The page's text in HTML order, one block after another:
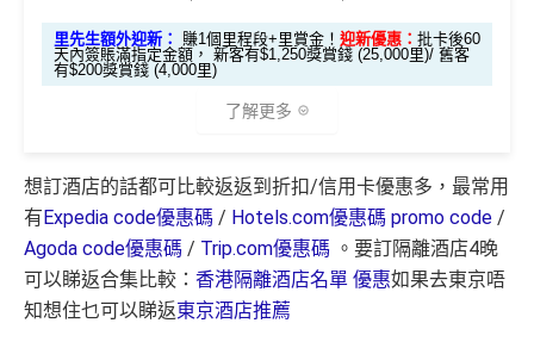
E
白
新
項
目
H
里先生額外迎新： 賺1個里程段+里賞金！ 迎新優惠： 批卡後60
天內簽賬滿指定金額， 新客有$1,250獎賞錢 (25,000里)/ 舊客
有$200獎賞錢 (4,000里)
了解更多
*本地交通出行簽賬、本地咖啡店及輕便美食簽賬及網上
娛樂平台簽賬高達2.5%回贈，詳情睇返HSBC EveryMile
信用卡分析
🎁迎新禮遇
滙豐EveryMile信用卡迎新
想訂酒店的話都可比較返返到折扣/信用卡優惠多，最常用
有Expedia code優惠碼 / Hotels.com優惠碼 promo code /
Agoda code優惠碼 / Trip.com優惠碼 。要訂隔離酒店4晚
可以睇返合集比較： 香港隔離酒店名單 優惠如果去東京唔
知想住乜可以睇返東京酒店推薦